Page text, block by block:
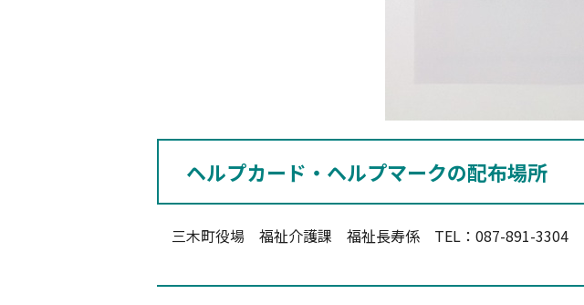
ヘルプカード・ヘルプマークの配布場所
三木町役場 福祉介護課 福祉長寿係 TEL：087-891-3304